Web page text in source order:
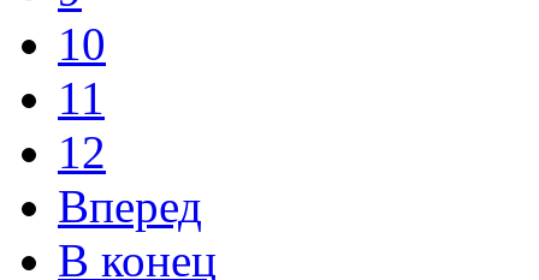
10
11
12
Вперед
В конец